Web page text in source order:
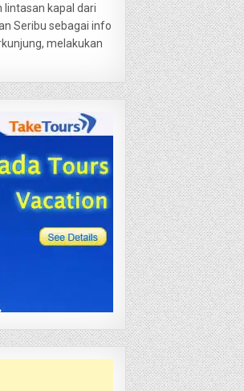
lintasan kapal dari
Seribu sebagai info
melakukan